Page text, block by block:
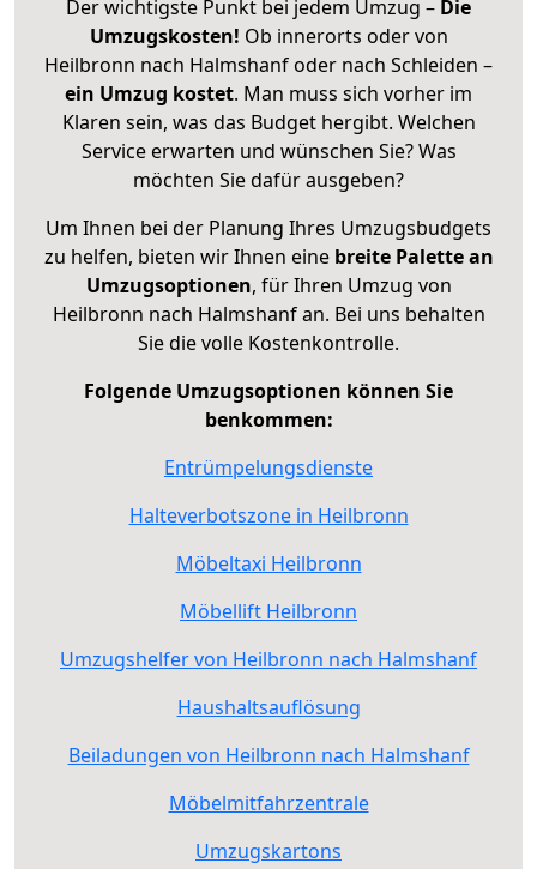
Der wichtigste Punkt bei jedem Umzug – Die
Umzugskosten! Ob innerorts oder von
Heilbronn nach Halmshanf oder nach Schleiden –
ein Umzug kostet. Man muss sich vorher im
Klaren sein, was das Budget hergibt. Welchen
Service erwarten und wünschen Sie? Was
möchten Sie dafür ausgeben?
Um Ihnen bei der Planung Ihres Umzugsbudgets
zu helfen, bieten wir Ihnen eine breite Palette an
Umzugsoptionen, für Ihren Umzug von
Heilbronn nach Halmshanf an. Bei uns behalten
Sie die volle Kostenkontrolle.
Folgende Umzugsoptionen können Sie
benkommen:
Entrümpelungsdienste
Halteverbotszone in Heilbronn
Möbeltaxi Heilbronn
Möbellift Heilbronn
Umzugshelfer von Heilbronn nach Halmshanf
Haushaltsauflösung
Beiladungen von Heilbronn nach Halmshanf
Möbelmitfahrzentrale
Umzugskartons